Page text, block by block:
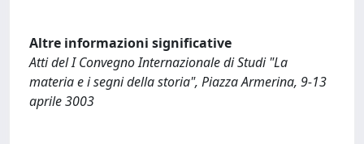
Altre informazioni significative
Atti del I Convegno Internazionale di Studi "La
materia e i segni della storia", Piazza Armerina, 9-13
aprile 3003